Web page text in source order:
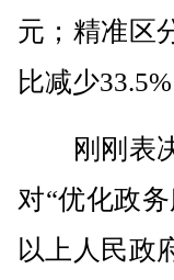
元；精准区
比减少
刚刚表决
对“优化政
以上人民政